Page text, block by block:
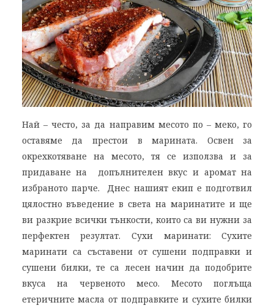
Най – често, за да направим месото по – меко, го
оставяме да престои в марината. Освен за
окрехкотяване на месото, тя се използва и за
придаване на допълнителен вкус и аромат на
избраното парче. Днес нашият екип е подготвил
цялостно въведение в света на маринатите и ще
ви разкрие всички тънкости, които са ви нужни за
перфектен резултат. Сухи маринати: Сухите
маринати са съставени от сушени подправки и
сушени билки, те са лесен начин да подобрите
вкуса на червеното месо. Месото поглъща
етеричните масла от подправките и сухите билки